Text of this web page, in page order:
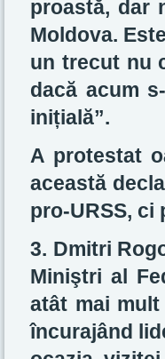
proastă, dar
Moldova.
un trecut nu
dacă acum
inițială”.
A protestat
această
pro-URSS, ci
3. Dmitri
Miniştri al
atât mai
încurajând